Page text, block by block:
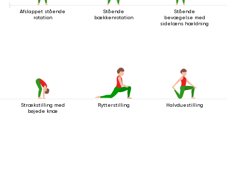
Afslappet stående
rotation
Stående
bækkenrotation
Stående
bevægelse med
sidelæns hældning
Strækstilling med
bøjede knæ
Rytterstilling Halvduestilling